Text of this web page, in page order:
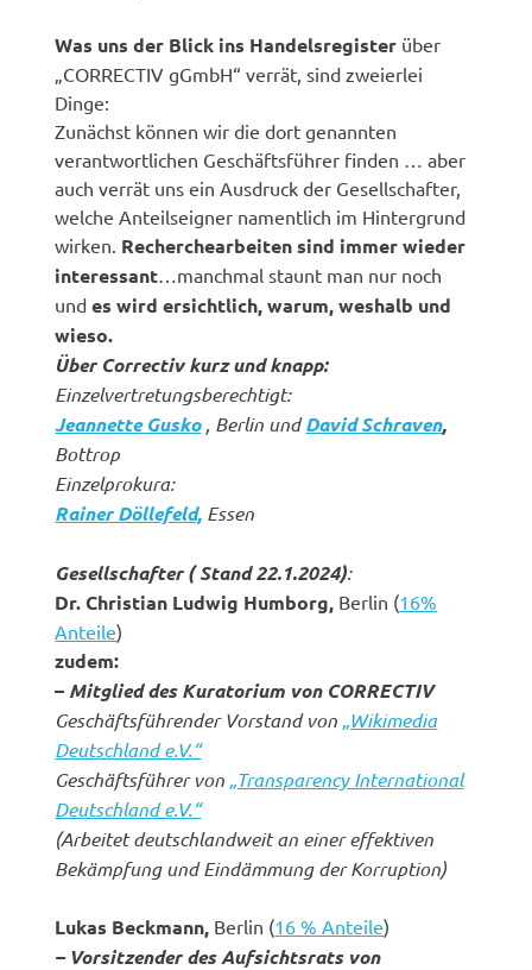
Was uns der Blick ins Handelsregister über
„CORRECTIV gGmbH“ verrät, sind zweierlei
Dinge:
Zunächst können wir die dort genannten
verantwortlichen Geschäftsführer finden … aber
auch verrät uns ein Ausdruck der Gesellschafter,
welche Anteilseigner namentlich im Hintergrund
wirken. Recherchearbeiten sind immer wieder
interessant …manchmal staunt man nur noch
undes wird ersichtlich, warum, weshalb und
wieso.
Über Correctiv kurz und knapp:
Einzelvertretungsberechtigt:
Jeannette Gusko , Berlin undDavid Schraven,
Bottrop
Einzelprokura:
Rainer Döllefeld, Essen
Gesellschafter ( Stand 22.1.2024):
Dr. Christian Ludwig Humborg, Berlin (16%
Anteile)
zudem:
– Mitglied des Kuratorium von CORRECTIV
Geschäftsführender Vorstand von „Wikimedia
Deutschland e.V.“
Geschäftsführer von „Transparency International
Deutschland e.V.“
(Arbeitet deutschlandweit an einer effektiven
Bekämpfung und Eindämmung der Korruption)
Lukas Beckmann, Berlin (16 % Anteile)
– Vorsitzender des Aufsichtsrats von